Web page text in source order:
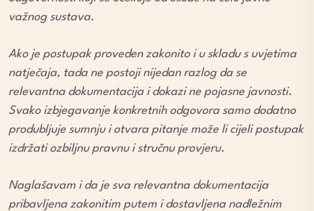
važnog sustava.
Ako je postupak proveden zakonito i u skladu s uvjetima
natječaja, tada ne postoji nijedan razlog da se
relevantna dokumentacija i dokazi ne pojasne javnosti.
Svako izbjegavanje konkretnih odgovora samo dodatno
produbljuje sumnju i otvara pitanje može li cijeli postupak
izdržati ozbiljnu pravnu i stručnu provjeru.
Naglašavam i da je sva relevantna dokumentacija
pribavljena zakonitim putem i dostavljena nadležnim